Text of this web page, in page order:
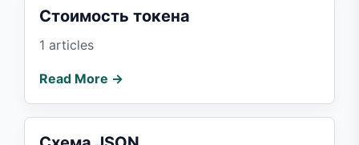
Стоимость токена
1 articles
Read More →